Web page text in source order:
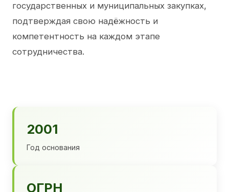
государственных и муниципальных закупках,
подтверждая свою надёжность и
компетентность на каждом этапе
сотрудничества.
2001
Год основания
ОГРН